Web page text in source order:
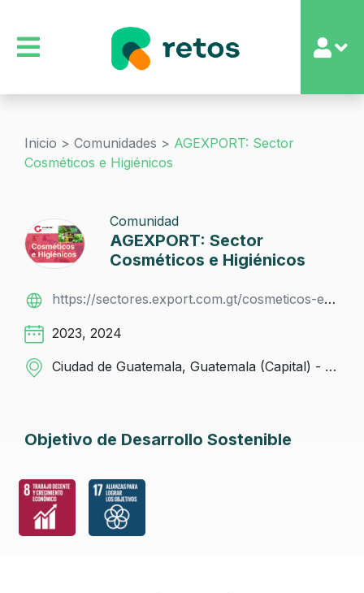
Inicio > Comunidades > AGEXPORT: Sector
Cosméticos e Higiénicos
Comunidad
AGEXPORT: Sector
Cosméticos e Higiénicos
https://sectores.export.com.gt/cosmeticos-e-higienicos/
2023, 2024
Ciudad de Guatemala, Guatemala (Capital) - Guatemala
Objetivo de Desarrollo Sostenible